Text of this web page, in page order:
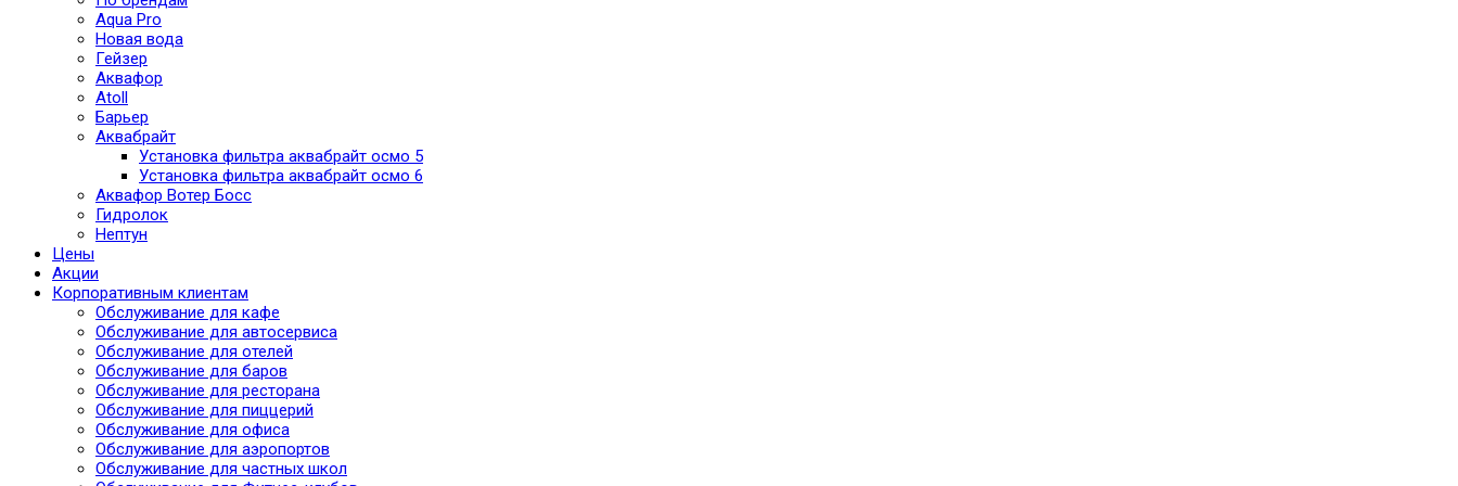
Aqua Pro
Новая вода
Гейзер
Аквафор
Atoll
Барьер
Аквабрайт
Установка фильтра аквабрайт осмо 5
Установка фильтра аквабрайт осмо 6
Аквафор Вотер Босс
Гидролок
Нептун
Цены
Акции
Корпоративным клиентам
Обслуживание для кафе
Обслуживание для автосервиса
Обслуживание для отелей
Обслуживание для баров
Обслуживание для ресторана
Обслуживание для пиццерий
Обслуживание для офиса
Обслуживание для аэропортов
Обслуживание для частных школ